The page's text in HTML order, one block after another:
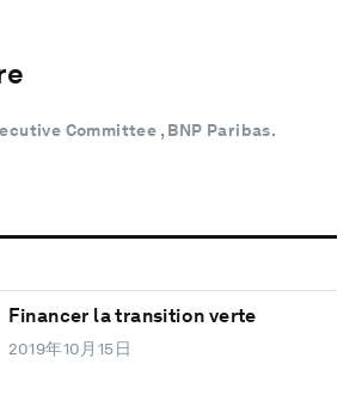
Committee , BNP Paribas.
Financer la transition verte
2019年10月15日